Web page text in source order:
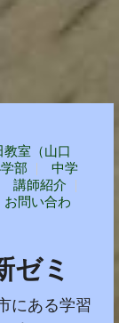
教室（山口
部
中学
講師紹介
お問い合わ
ゼミ
にある学習